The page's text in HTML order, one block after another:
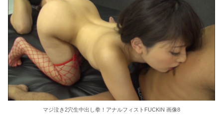
マジ泣き2穴生中出し拳！アナルフィストFUCKIN 画像8